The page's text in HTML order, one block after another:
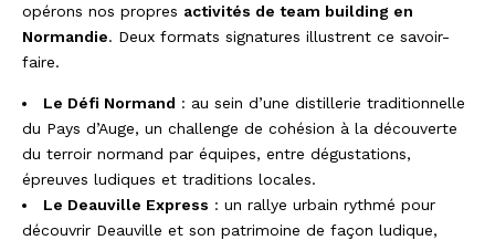
opérons nos propres activités de team building en
Normandie. Deux formats signatures illustrent ce savoir-
faire.
Le Défi Normand : au sein d’une distillerie traditionnelle
du Pays d’Auge, un challenge de cohésion à la découverte
du terroir normand par équipes, entre dégustations,
épreuves ludiques et traditions locales.
Le Deauville Express : un rallye urbain rythmé pour
découvrir Deauville et son patrimoine de façon ludique,